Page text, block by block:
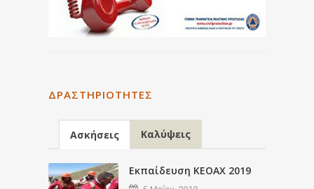
ΔΡΑΣΤΗΡΙΌΤΗΤΕΣ
Ασκήσεις Καλύψεις
Εκπαίδευση ΚΕΟΑΧ 2019